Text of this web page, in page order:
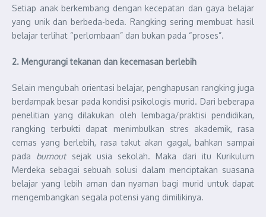
Setiap anak berkembang dengan kecepatan dan gaya belajar
yang unik dan berbeda-beda. Rangking sering membuat hasil
belajar terlihat “perlombaan” dan bukan pada “proses”.
2. Mengurangi tekanan dan kecemasan berlebih
Selain mengubah orientasi belajar, penghapusan rangking juga
berdampak besar pada kondisi psikologis murid. Dari beberapa
penelitian yang dilakukan oleh lembaga/praktisi pendidikan,
rangking terbukti dapat menimbulkan stres akademik, rasa
cemas yang berlebih, rasa takut akan gagal, bahkan sampai
pada burnoutsejak usia sekolah. Maka dari itu Kurikulum
Merdeka sebagai sebuah solusi dalam menciptakan suasana
belajar yang lebih aman dan nyaman bagi murid untuk dapat
mengembangkan segala potensi yang dimilikinya.